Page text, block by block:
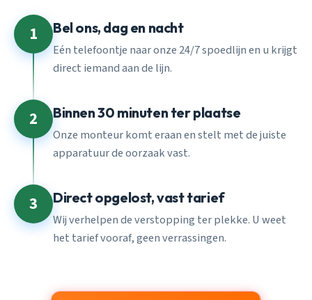
1 Bel ons, dag en nacht
Eén telefoontje naar onze 24/7 spoedlijn en u krijgt
direct iemand aan de lijn.
2 Binnen 30 minuten ter plaatse
Onze monteur komt eraan en stelt met de juiste
apparatuur de oorzaak vast.
3 Direct opgelost, vast tarief
Wij verhelpen de verstopping ter plekke. U weet
het tarief vooraf, geen verrassingen.